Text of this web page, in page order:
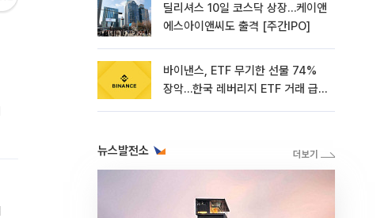
딜리셔스 10일 코스닥 상장…케이앤
에스아이앤씨도 출격 [주간IPO]
바이낸스, ETF 무기한 선물 74%
장악…한국 레버리지 ETF 거래 급
뉴스발전소